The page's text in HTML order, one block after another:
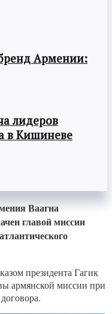
Армении:
лидеров
в Кишиневе
Ваагна
главой миссии
президента Гагик
армянской миссии при